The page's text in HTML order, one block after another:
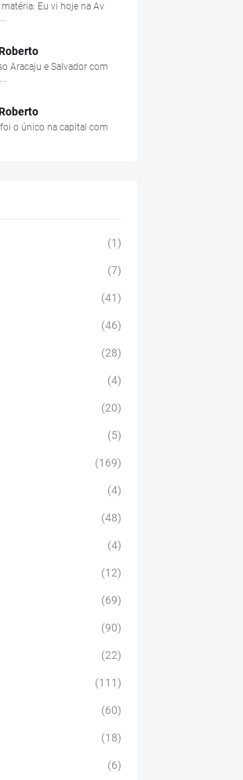
Eu vi hoje na Av
Aracaju e Salvador com
foi o único na capital com
(1)
(7)
(41)
(46)
(28)
(4)
(20)
(5)
(169)
(4)
(48)
(4)
(12)
(69)
(90)
(22)
(111)
(60)
(18)
(6)